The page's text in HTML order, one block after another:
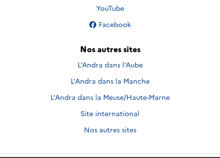
Nous suivre sur
YouTube
Nous suivre sur
Facebook
Nos autres sites
L'Andra dans l'Aube
L'Andra dans la Manche
L'Andra dans la Meuse/Haute-Marne
Site international
Nos autres sites